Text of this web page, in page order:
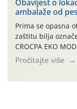
dobro poznatoj
Obavijest o
ambalaže od
Prima se opasna
zaštitu bilja
CROCPA EKO
ambalaža drugih
bilja (npr.
Pročitajte više